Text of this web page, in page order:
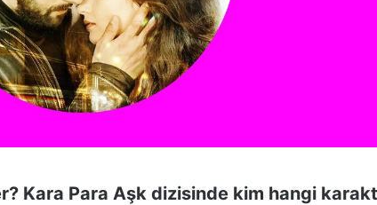
Kara Para Aşk dizisinde kim hangi